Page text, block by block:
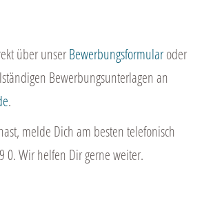
über unserBewerbungsformularoder
Bewerbungsunterlagen an
.
melde Dich am besten telefonisch
0. Wir helfen Dir gerne weiter.